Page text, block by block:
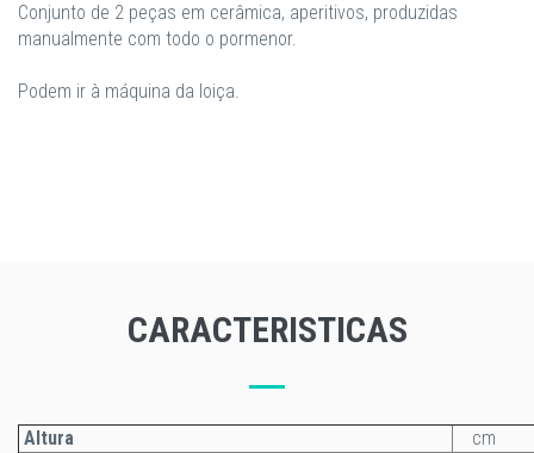
Conjunto de 2 peças em cerâmica, aperitivos, produzidas
manualmente com todo o pormenor.
​Podem ir à máquina da loiça.
CARACTERISTICAS
Altura
cm